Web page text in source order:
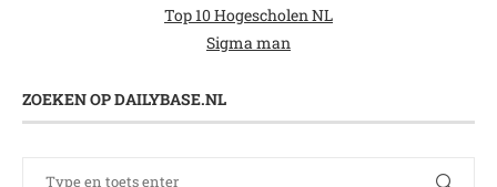
Top 10 Hogescholen NL
Sigma man
ZOEKEN OP DAILYBASE.NL